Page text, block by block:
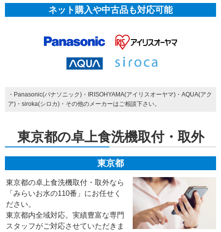
ネット購入や中古品も対応可能
・Panasonic(パナソニック)・IRISOHYAMA(アイリスオーヤマ)・AQUA(アク
ア)・siroka(シロカ)・その他のメーカーはご相談下さい。
東京都の卓上食洗機取付・取外
東京都
東京都の卓上食洗機取付・取外なら
「みらいお水の110番」にお任せく
ださい。
東京都内全域対応。実績豊富な専門
スタッフがご対応させていただきま